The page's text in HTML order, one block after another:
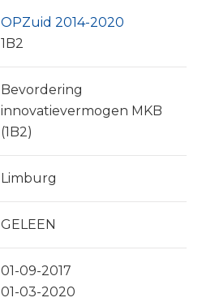
OPZuid 2014-2020
1B2
Bevordering
innovatievermogen MKB
(1B2)
Limburg
GELEEN
01-09-2017
01-03-2020